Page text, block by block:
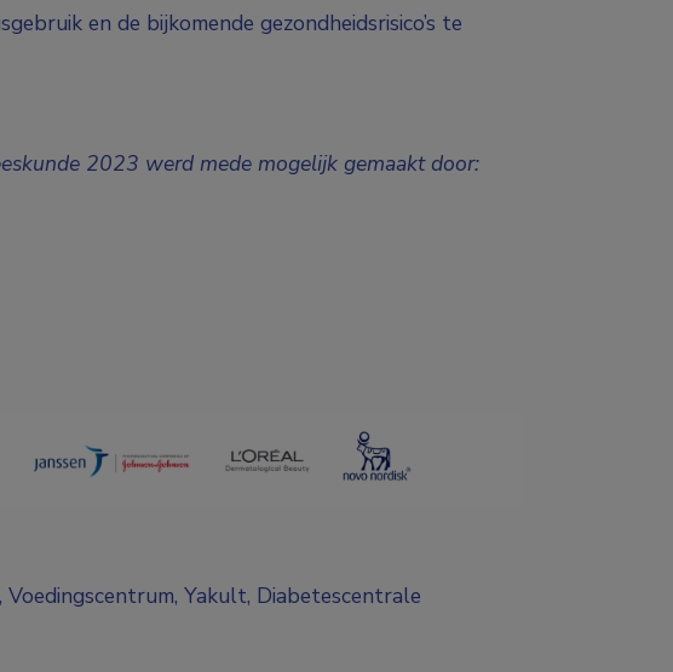
en de bijkomende gezondheidsrisico’s te
2023 werd mede mogelijk gemaakt door:
Yakult, Diabetescentrale